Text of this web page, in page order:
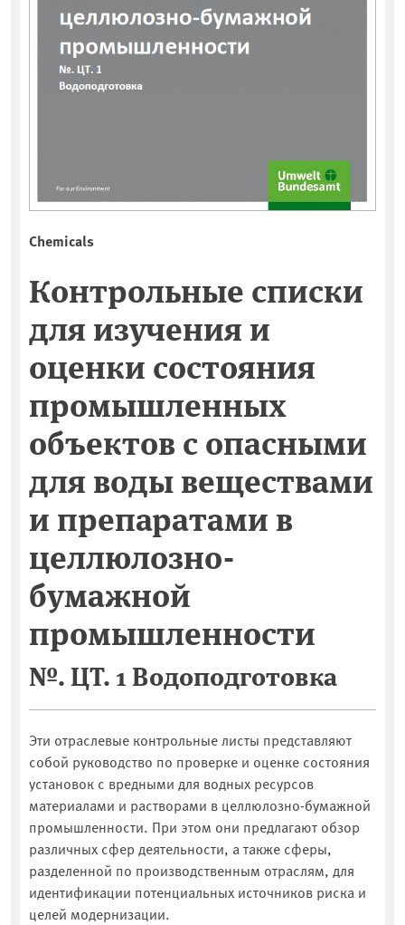
Chemicals
Контрольные списки
для изучения и
оценки состояния
промышленных
объектов c опасными
для воды веществами
и препаратами в
целлюлозно-
бумажной
промышленности
№. ЦТ. 1 Водоподготовка
Эти отраслевые контрольные листы представляют
собой руководство по проверке и оценке состояния
установок с вредными для водных ресурсов
материалами и растворами в целлюлозно-бумажной
промышленности. При этом они предлагают обзор
различных сфер деятельности, а также сферы,
разделенной по производственным отраслям, для
идентификации потенциальных источников риска и
целей модернизации.